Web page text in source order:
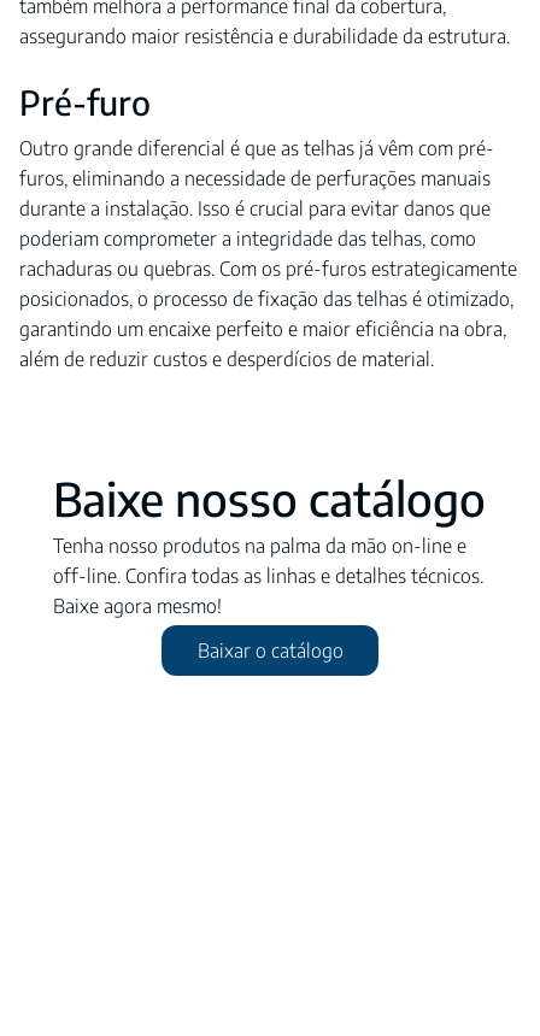
também melhora a performance final da cobertura,
assegurando maior resistência e durabilidade da estrutura.
Pré-furo
Outro grande diferencial é que as telhas já vêm com pré-
furos, eliminando a necessidade de perfurações manuais
durante a instalação. Isso é crucial para evitar danos que
poderiam comprometer a integridade das telhas, como
rachaduras ou quebras. Com os pré-furos estrategicamente
posicionados, o processo de fixação das telhas é otimizado,
garantindo um encaixe perfeito e maior eficiência na obra,
além de reduzir custos e desperdícios de material.
Baixe nosso catálogo
Tenha nosso produtos na palma da mão on-line e
off-line. Confira todas as linhas e detalhes técnicos.
Baixe agora mesmo!
Baixar o catálogo